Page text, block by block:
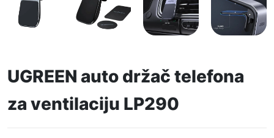
UGREEN auto držač telefona
za ventilaciju LP290